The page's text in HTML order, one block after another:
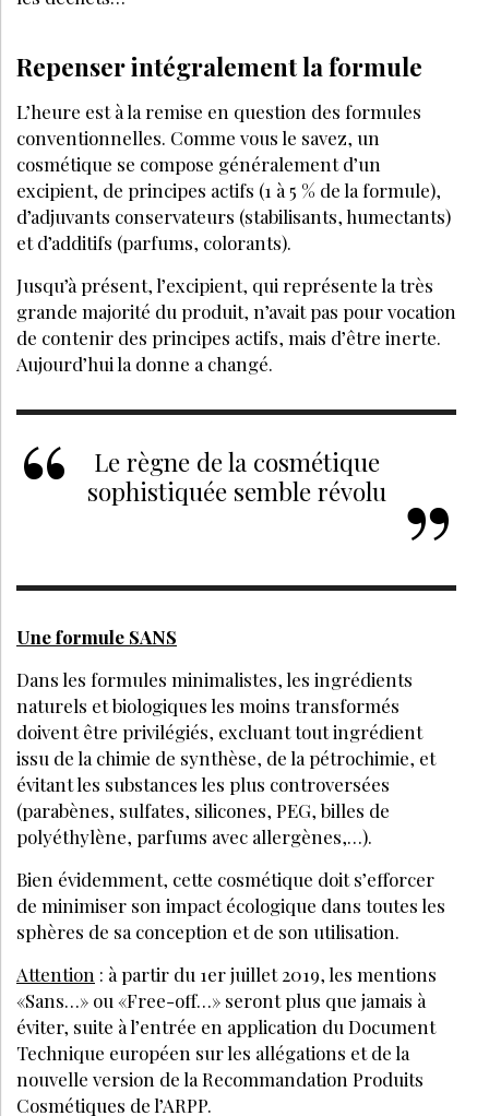
Comment, selon vous, concilier minimisation
des ingrédients et innovations ?
Quelles sont vos priorités en termes de
transformation des ingrédients ?
PARTAGEZ SUR :
PAR SOPHIE MACHETEAU
CHEF D'ENTREPRISE CHEZ BIONESSENCE
MARS 2019
À DÉCOUVRIR AUSSI :